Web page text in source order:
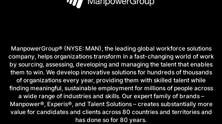
ManpowerGroup® (NYSE: MAN), the leading global workforce solutions
company, helps organizations transform in a fast-changing world of work
by sourcing, assessing, developing and managing the talent that enables
them to win. We develop innovative solutions for hundreds of thousands
of organizations every year, providing them with skilled talent while
finding meaningful, sustainable employment for millions of people across
a wide range of industries and skills. Our expert family of brands –
Manpower®, Experis®, and Talent Solutions – creates substantially more
value for candidates and clients across 80 countries and territories and
has done so for 80 years.